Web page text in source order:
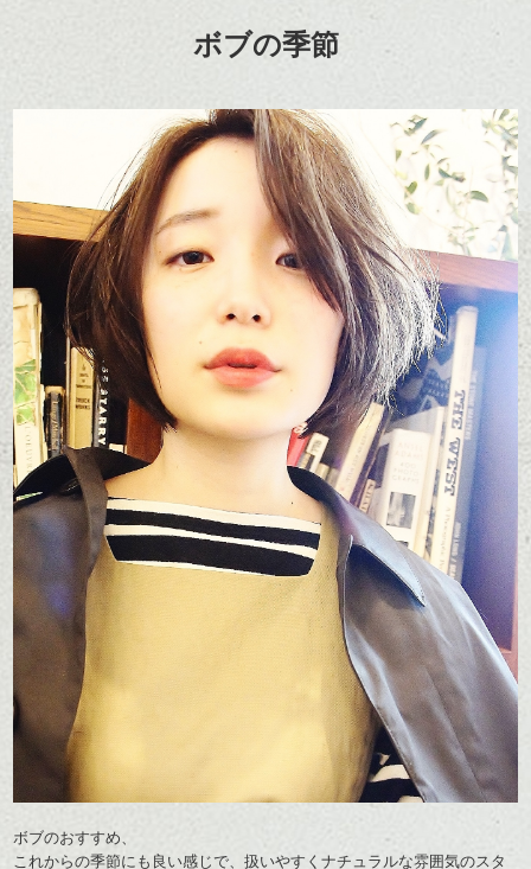
ボブの季節
ボブのおすすめ、
これからの季節にも良い感じで、扱いやすくナチュラルな雰囲気のスタ